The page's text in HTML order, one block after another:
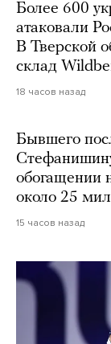
Более 600
атаковали
В Тверской
склад
18 часов назад
Бывшего
обогащении
около 25
15 часов назад